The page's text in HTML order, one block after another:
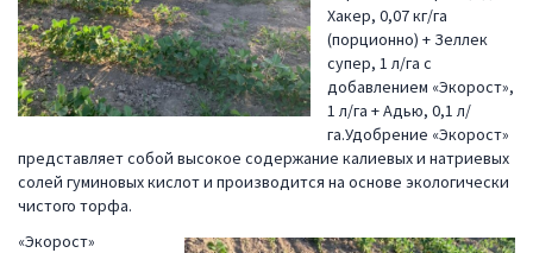
Хакер, 0,07 кг/га
(порционно) + Зеллек
супер, 1 л/га с
добавлением «Экорост»,
1 л/га + Адью, 0,1 л/
га.Удобрение «Экорост»
представляет собой высокое содержание калиевых и натриевых
солей гуминовых кислот и производится на основе экологически
чистого торфа.
«Экорост»